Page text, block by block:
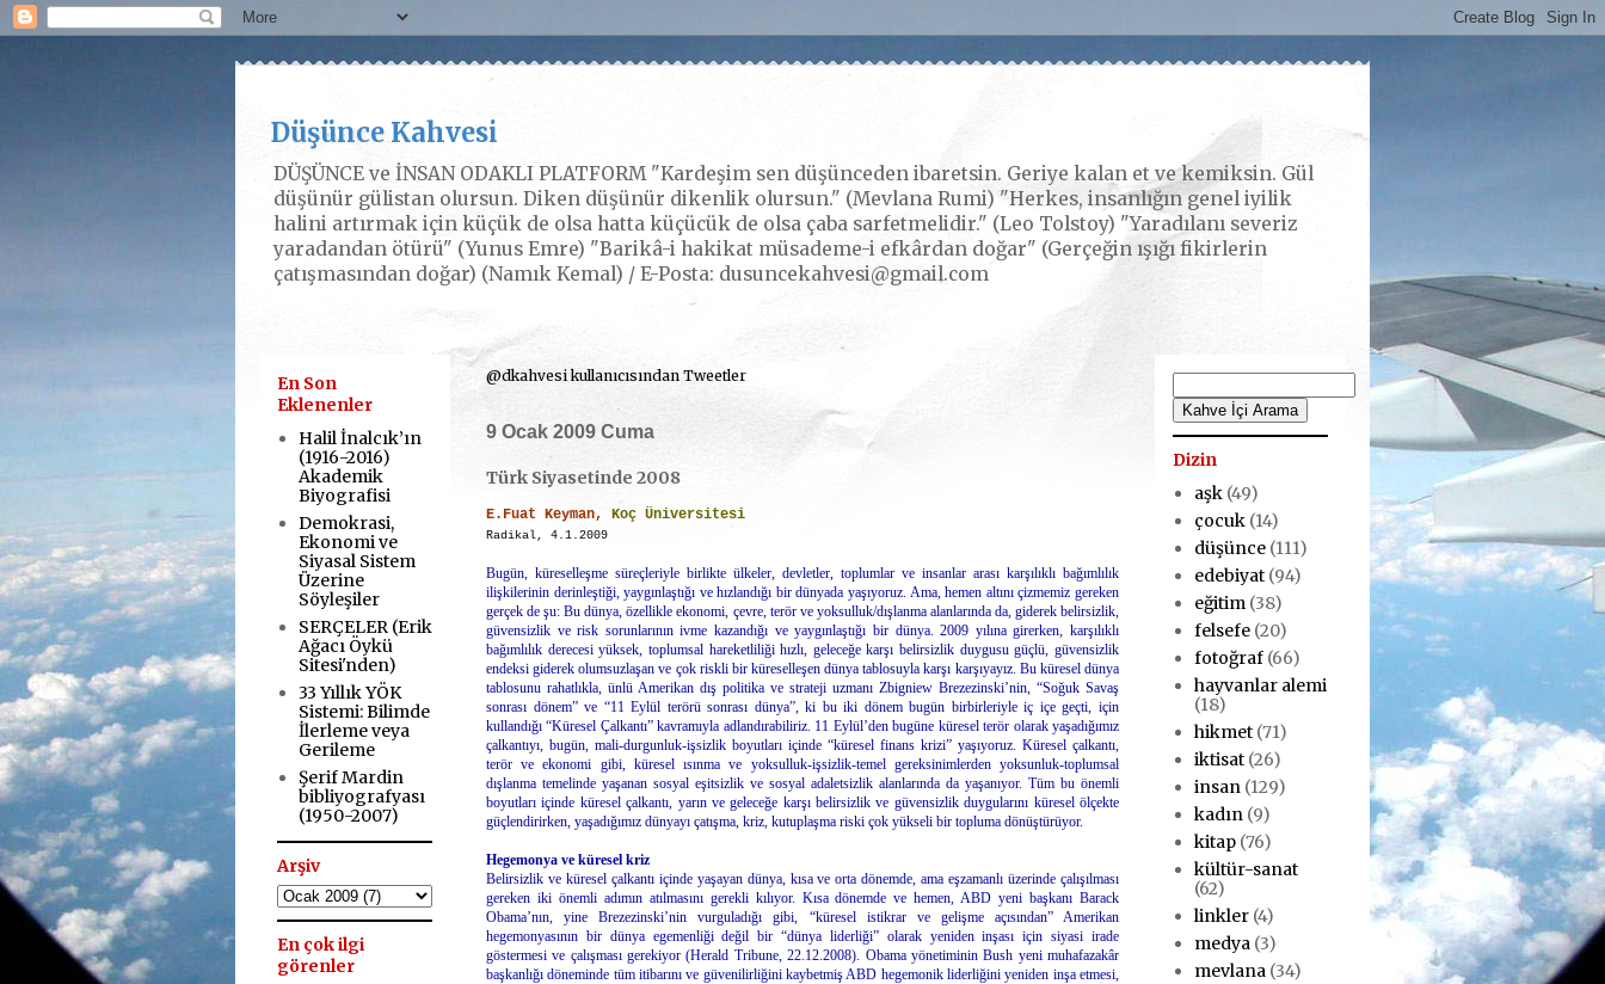
Düşünce Kahvesi
DÜŞÜNCE ve İNSAN ODAKLI PLATFORM "Kardeşim sen düşünceden ibaretsin. Geriye kalan et ve kemiksin. Gül
düşünür gülistan olursun. Diken düşünür dikenlik olursun." (Mevlana Rumi) "Herkes, insanlığın genel iyilik
halini artırmak için küçük de olsa hatta küçücük de olsa çaba sarfetmelidir." (Leo Tolstoy) "Yaradılanı severiz
yaradandan ötürü" (Yunus Emre) "Barikâ-i hakikat müsademe-i efkârdan doğar" (Gerçeğin ışığı fikirlerin
çatışmasından doğar) (Namık Kemal) / E-Posta: dusuncekahvesi@gmail.com
@dkahvesi kullanıcısından Tweetler
9 Ocak 2009 Cuma
Türk Siyasetinde 2008
E.Fuat Keyman, Koç Üniversitesi
Radikal, 4.1.2009
Bugün, küreselleşme süreçleriyle birlikte ülkeler, devletler, toplumlar ve insanlar arası karşılıklı bağımlılık
ilişkilerinin derinleştiği, yaygınlaştığı ve hızlandığı bir dünyada yaşıyoruz. Ama, hemen altını çizmemiz gereken
gerçek de şu: Bu dünya, özellikle ekonomi, çevre, terör ve yoksulluk/dışlanma alanlarında da, giderek belirsizlik,
güvensizlik ve risk sorunlarının ivme kazandığı ve yaygınlaştığı bir dünya. 2009 yılına girerken, karşılıklı
bağımlılık derecesi yüksek, toplumsal hareketliliği hızlı, geleceğe karşı belirsizlik duygusu güçlü, güvensizlik
endeksi giderek olumsuzlaşan ve çok riskli bir küreselleşen dünya tablosuyla karşı karşıyayız. Bu küresel dünya
tablosunu rahatlıkla, ünlü Amerikan dış politika ve strateji uzmanı Zbigniew Brezezinski’nin, “Soğuk Savaş
sonrası dönem” ve “11 Eylül terörü sonrası dünya”, ki bu iki dönem bugün birbirleriyle iç içe geçti, için
kullandığı “Küresel Çalkantı” kavramıyla adlandırabiliriz. 11 Eylül’den bugüne küresel terör olarak yaşadığımız
çalkantıyı, bugün, mali-durgunluk-işsizlik boyutları içinde “küresel finans krizi” yaşıyoruz. Küresel çalkantı,
terör ve ekonomi gibi, küresel ısınma ve yoksulluk-işsizlik-temel gereksinimlerden yoksunluk-toplumsal
dışlanma temelinde yaşanan sosyal eşitsizlik ve sosyal adaletsizlik alanlarında da yaşanıyor. Tüm bu önemli
boyutları içinde küresel çalkantı, yarın ve geleceğe karşı belirsizlik ve güvensizlik duygularını küresel ölçekte
güçlendirirken, yaşadığımız dünyayı çatışma, kriz, kutuplaşma riski çok yükseli bir topluma dönüştürüyor.
Hegemonya ve küresel kriz
Belirsizlik ve küresel çalkantı içinde yaşayan dünya, kısa ve orta dönemde, ama eşzamanlı üzerinde çalışılması
gereken iki önemli adımın atılmasını gerekli kılıyor. Kısa dönemde ve hemen, ABD yeni başkanı Barack
Obama’nın, yine Brezezinski’nin vurguladığı gibi, “küresel istikrar ve gelişme açısından” Amerikan
hegemonyasının bir dünya egemenliği değil bir “dünya liderliği” olarak yeniden inşası için siyasi irade
göstermesi ve çalışması gerekiyor (Herald Tribune, 22.12.2008). Obama yönetiminin Bush yeni muhafazakâr
başkanlığı döneminde tüm itibarını ve güvenilirliğini kaybetmiş ABD hegemonik liderliğini yeniden inşa etmesi,
En Son
Eklenenler
Halil İnalcık’ın
(1916-2016)
Akademik
Biyografisi
Demokrasi,
Ekonomi ve
Siyasal Sistem
Üzerine
Söyleşiler
SERÇELER (Erik
Ağacı Öykü
Sitesi'nden)
33 Yıllık YÖK
Sistemi: Bilimde
İlerleme veya
Gerileme
Şerif Mardin
bibliyografyası
(1950-2007)
Arşiv
En çok ilgi
görenler
Dizin
aşk (49)
çocuk (14)
düşünce (111)
edebiyat (94)
eğitim (38)
felsefe (20)
fotoğraf (66)
hayvanlar alemi
(18)
hikmet (71)
iktisat (26)
insan (129)
kadın (9)
kitap (76)
kültür-sanat
(62)
linkler (4)
medya (3)
mevlana (34)